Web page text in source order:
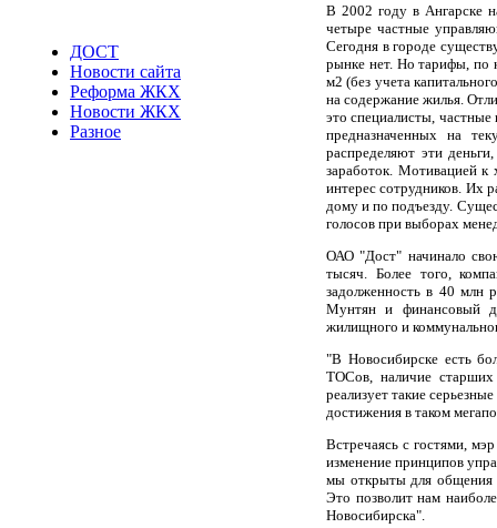
ДОСТ
Новости сайта
Реформа ЖКХ
Новости ЖКХ
Разное
В 2002 году в Ангарске
четыре частные
Сегодня в городе
рынке нет. Но тарифы, по
м2 (без учета
на содержание жилья.
это специалисты,
предназначенных на
распределяют эти
заработок. Мотивацией к
интерес сотрудников. Их
дому и по подъезду.
голосов при выборах
ОАО "Дост" начинало
тысяч. Более того,
задолженность в 40 млн
Мунтян и финансовый
жилищного и
"В Новосибирске есть
ТОСов, наличие
реализует такие
достижения в таком
Встречаясь с гостями,
изменение принципов
мы открыты для общения
Это позволит нам
Новосибирска".